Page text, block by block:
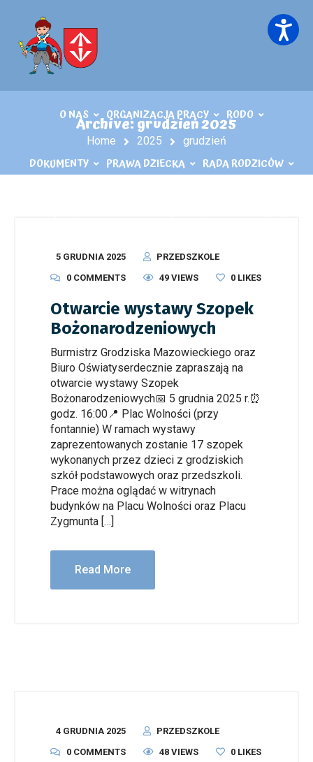
O NAS ORGANIZACJA PRACY RODO
DOKUMENTY PRAWA DZIECKA RADA RODZICÓW
Archive: grudzień 2025
Home 2025 grudzień
5 GRUDNIA 2025
PRZEDSZKOLE
0 COMMENTS
49 VIEWS 0 LIKES
Otwarcie wystawy Szopek
Bożonarodzeniowych
Burmistrz Grodziska Mazowieckiego oraz
Biuro Oświatyserdecznie zapraszają na
otwarcie wystawy Szopek
Bożonarodzeniowych📅 5 grudnia 2025 r.⏰
godz. 16:00📍 Plac Wolności (przy
fontannie) W ramach wystawy
zaprezentowanych zostanie 17 szopek
wykonanych przez dzieci z grodziskich
szkół podstawowych oraz przedszkoli.
Prace można oglądać w witrynach
budynków na Placu Wolności oraz Placu
Zygmunta […]
Read More
4 GRUDNIA 2025
PRZEDSZKOLE
0 COMMENTS
48 VIEWS 0 LIKES